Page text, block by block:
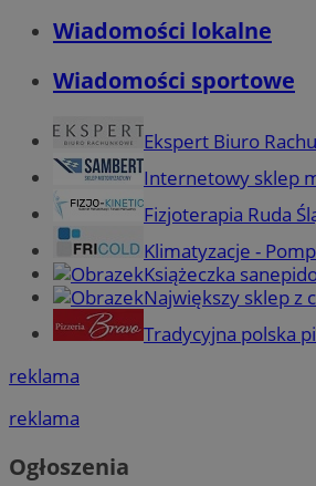
Wiadomości lokalne
Wiadomości sportowe
Ekspert Biuro
Internetowy sklep
Fizjoterapia Ruda
Klimatyzacje -
Książeczka
Największy sklep z
Tradycyjna polska
reklama
reklama
Ogłoszenia